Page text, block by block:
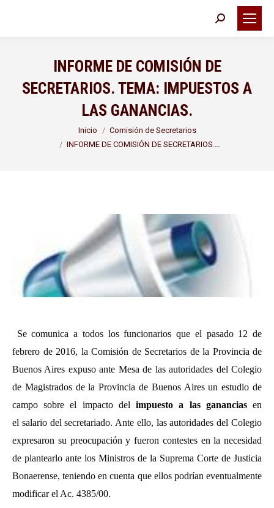
Buscar:
INFORME DE COMISIÓN DE
SECRETARIOS. TEMA: IMPUESTOS A
LAS GANANCIAS.
Inicio
Comisión de Secretarios
INFORME DE COMISIÓN DE SECRETARIOS.…
Se comunica a todos los funcionarios que el pasado 12 de
febrero de 2016, la Comisión de Secretarios de la Provincia de
Buenos Aires expuso ante Mesa de las autoridades del Colegio
de Magistrados de la Provincia de Buenos Aires un estudio de
campo sobre el impacto delimpuesto a las gananciasen
el salario del secretariado. Ante ello, las autoridades del Colegio
expresaron su preocupación y fueron contestes en la necesidad
de plantearlo ante los Ministros de la Suprema Corte de Justicia
Bonaerense, teniendo en cuenta que ellos podrían eventualmente
modificar el Ac. 4385/00.